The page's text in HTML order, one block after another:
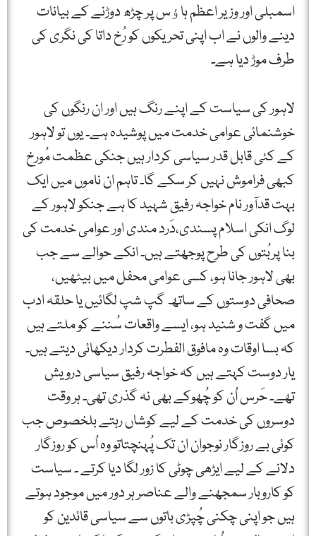
اسمبلی اور وزیر اعظم ہاﺅس پر چڑھ دوڑنے کے بیانات
دینے والوں نے اب اپنی تحریکوں کو رُخ داتا کی نگری کی
طرف موڑ دیا ہے۔
لاہور کی سیاست کے اپنے رنگ ہیں اور ان رنگوں کی
خوشنمائی عوامی خدمت میں پوشیدہ ہے۔ یوں تو لاہور
کے کئی قابل قدر سیاسی کردار ہیں جنکی عظمت مُورخ
کبھی فراموش نہیں کر سکے گا۔ تاہم ان ناموں میں ایک
بہت قدآور نام خواجہ رفیق شہید کا ہے جنکو لاہور کے
لوگ انکی اسلام پسندی،دَرد مندی اور عوامی خدمت کی
بنا پربُتوں کی طرح پوجھتے ہیں۔ انکے حوالے سے جب
بھی لاہور جانا ہو، کسی عوامی محفل میں بیٹھیں،
صحافی دوستوں کے ساتھ گپ شپ لگائیں یا حلقہ ادب
میں گفت و شنید ہو، ایسے واقعات سُننے کو ملتے ہیں
کہ بسا اوقات وہ مافوق الفطرت کردار دیکھائی دیتے ہیں۔
یار دوست کہتے ہیں کہ خواجہ رفیق سیاسی درویش
تھے۔ حَرس اُن کو چُھوکے بھی نہ گذری تھی۔ ہر وقت
دوسروں کی خدمت کے لیے کوشاں رہتے بلخصوص جب
کوئی بے روزگار نوجوان ان تک پُہنچتاتو وہ اُس کو روزگار
دلانے کے لیے ایڑھی چوٹی کا زور لگا دیا کرتے ۔ سیاست
کو کاروبار سمجھنے والے عناصر ہر دور میں موجود ہوتے
ہیں جو اپنی چکنی چُپڑی باتوں سے سیاسی قائدین کو